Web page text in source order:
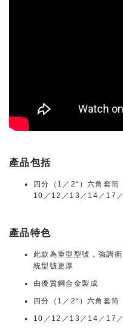
產品包括
四分（1／2“）六角套筒
10／12／13／14／17
產品特色
此款為重型型號，強調
統型號更厚
由優質鋼合金製成
四分（1／2“）六角套筒
10／12／13／14／17